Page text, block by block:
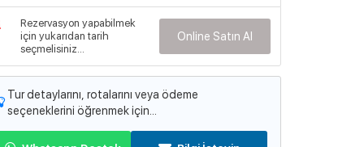
of the Seas
Detayları
Rezervasyon yapabilmek
için yukarıdan tarih
seçmelisiniz...
Online Satın Al
Tur detaylarını, rotalarını veya ödeme
seçeneklerini öğrenmek için...